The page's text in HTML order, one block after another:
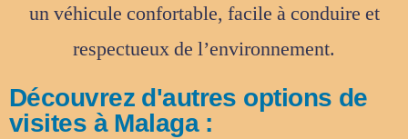
un véhicule confortable, facile à conduire et
respectueux de l’environnement.
Découvrez d'autres options de
visites à Malaga :